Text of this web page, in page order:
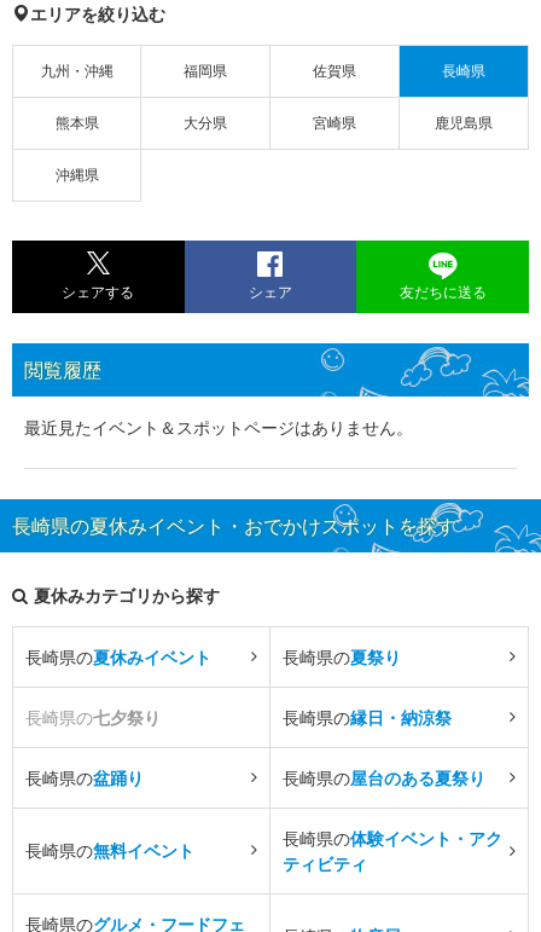
エリアを絞り込む
九州・沖縄 福岡県 佐賀県 長崎県
熊本県 大分県 宮崎県 鹿児島県
沖縄県
シェアする シェア 友だちに送る
閲覧履歴
最近見たイベント＆スポットページはありません。
長崎県の夏休みイベント・おでかけスポットを探す
夏休みカテゴリから探す
長崎県の夏休みイベント 長崎県の夏祭り
長崎県の七夕祭り 長崎県の縁日・納涼祭
長崎県の盆踊り 長崎県の屋台のある夏祭り
長崎県の無料イベント
長崎県の体験イベント・アク
ティビティ
長崎県のグルメ・フードフェ